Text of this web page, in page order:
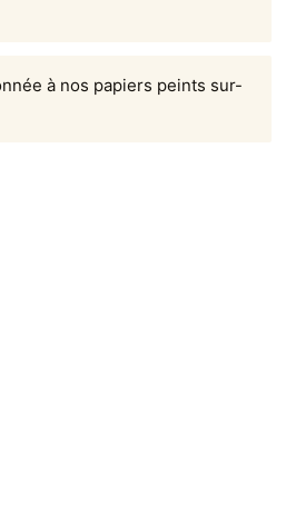
à nos papiers peints sur-